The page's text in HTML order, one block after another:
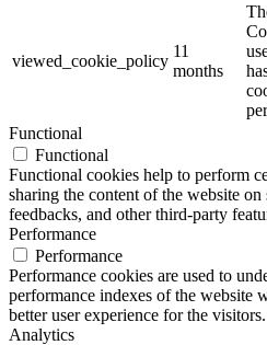
viewed_cookie_policy
11
months
Functional
Functional
Functional cookies help to perform
sharing the content of the website
feedbacks, and other third-party
Performance
Performance
Performance cookies are used to
performance indexes of the website
better user experience for the visitors.
Analytics